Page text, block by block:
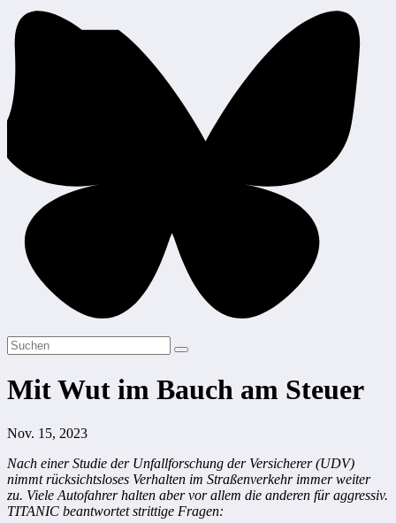
Mit Wut im Bauch am Steuer
Nov. 15, 2023
Nach einer Studie der Unfallforschung der Versicherer (UDV)
nimmt rücksichtsloses Verhalten im Straßenverkehr immer weiter
zu. Viele Autofahrer halten aber vor allem die anderen für aggressiv.
TITANIC beantwortet strittige Fragen: